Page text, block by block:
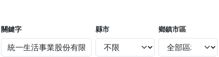
關鍵字 縣市 鄉鎮市區